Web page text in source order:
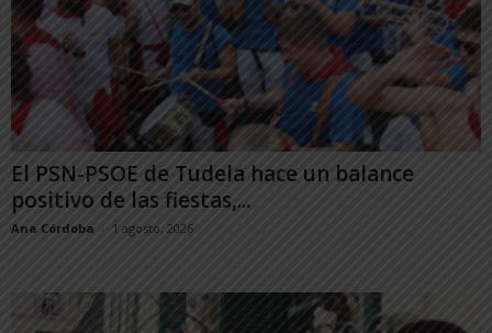
El PSN-PSOE de Tudela hace un balance
positivo de las fiestas,...
Ana Córdoba - 1 agosto, 2026